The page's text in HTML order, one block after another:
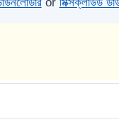
or মিক্সক্লাউড